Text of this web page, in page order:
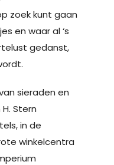
zoek kunt gaan
en waar al ‘s
gedanst,
sieraden en
Stern
in de
winkelcentra